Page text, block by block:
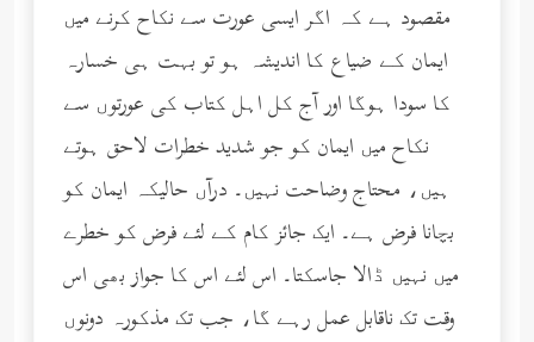
مقصود ہے کہ اگر ایسی عورت سے نکاح کرنے میں
ایمان کے ضیاع کا اندیشہ ہو تو بہت ہی خسارہ
کا سودا ہوگا اور آج کل اہل کتاب کی عورتوں سے
نکاح میں ایمان کو جو شدید خطرات لاحق ہوتے
ہیں، محتاج وضاحت نہیں۔ درآں حالیکہ ایمان کو
بچانا فرض ہے۔ ایک جائز کام کے لئے فرض کو خطرے
میں نہیں ڈالا جاسکتا۔ اس لئے اس کا جواز بھی اس
وقت تک ناقابل عمل رہے گا، جب تک مذکورہ دونوں